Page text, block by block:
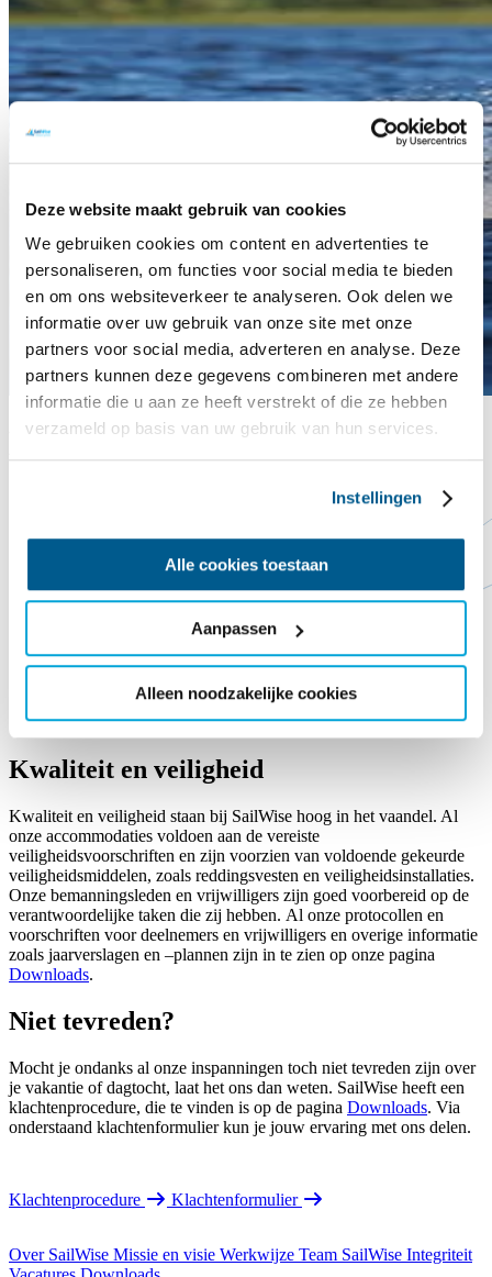
Deze website maakt gebruik van cookies
We gebruiken cookies om content en advertenties te
personaliseren, om functies voor social media te bieden
en om ons websiteverkeer te analyseren. Ook delen we
informatie over uw gebruik van onze site met onze
partners voor social media, adverteren en analyse. Deze
partners kunnen deze gegevens combineren met andere
informatie die u aan ze heeft verstrekt of die ze hebben
verzameld op basis van uw gebruik van hun services.
Instellingen
Alle cookies toestaan
Aanpassen
Alleen noodzakelijke cookies
Kwaliteit en veiligheid
Kwaliteit en veiligheid
Kwaliteit en veiligheid staan bij SailWise hoog in het vaandel. Al
onze accommodaties voldoen aan de vereiste
veiligheidsvoorschriften en zijn voorzien van voldoende gekeurde
veiligheidsmiddelen, zoals reddingsvesten en veiligheidsinstallaties.
Onze bemanningsleden en vrijwilligers zijn goed voorbereid op de
verantwoordelijke taken die zij hebben. Al onze protocollen en
voorschriften voor deelnemers en vrijwilligers en overige informatie
zoals jaarverslagen en –plannen zijn in te zien op onze pagina
Downloads.
Niet tevreden?
Mocht je ondanks al onze inspanningen toch niet tevreden zijn over
je vakantie of dagtocht, laat het ons dan weten. SailWise heeft een
klachtenprocedure, die te vinden is op de pagina Downloads. Via
onderstaand klachtenformulier kun je jouw ervaring met ons delen.
Klachtenprocedure Klachtenformulier
Over SailWise Missie en visie Werkwijze Team SailWise Integriteit